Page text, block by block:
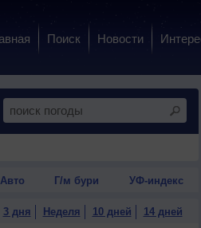
Поиск Новости
Авто Г/м бури УФ-индекс
3 дня Неделя 10 дней 14 дней